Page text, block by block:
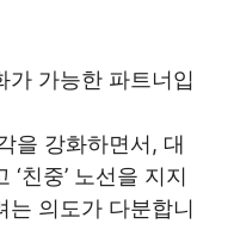
가 가능한 파트너입
을 강화하면서, 대
친중’ 노선을 지지
는 의도가 다분합니